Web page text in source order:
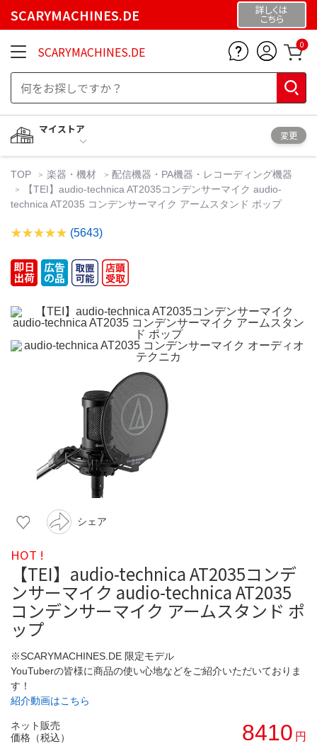
SCARYMACHINES.DE 詳しくは
こちら
SCARYMACHINES.DE 0
マイストア
変更
TOP 楽器・機材
配信機器・PA機器・レコーディング機器
【TEI】audio-technica AT2035コンデンサーマイク audio-
technica AT2035 コンデンサーマイク アームスタンド ポップ
(5643)
シェア
HOT !
【TEI】audio-technica AT2035コンデ
ンサーマイク audio-technica AT2035
コンデンサーマイク アームスタンド ポ
ップ
※SCARYMACHINES.DE 限定モデル
YouTuberの皆様に商品の使い心地などをご紹介いただいておりま
す！
紹介動画はこちら
ネット販売
価格（税込）
8410 円